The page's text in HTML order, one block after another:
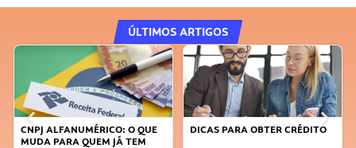
ÚLTIMOS ARTIGOS
DICAS PARA OBTER CRÉDITO
FAÇA A DIFERENÇA: SEJA